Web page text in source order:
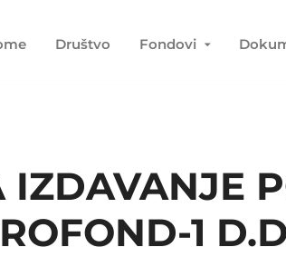
Društvo Fondovi
1